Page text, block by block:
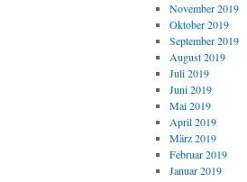
November 2019
Oktober 2019
September 2019
August 2019
Juli 2019
Juni 2019
Mai 2019
April 2019
März 2019
Februar 2019
Januar 2019